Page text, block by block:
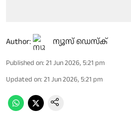
Author: ന്യൂസ് ഡെസ്ക്
Published on: 21 Jun 2026, 5:21 pm
Updated on: 21 Jun 2026, 5:21 pm